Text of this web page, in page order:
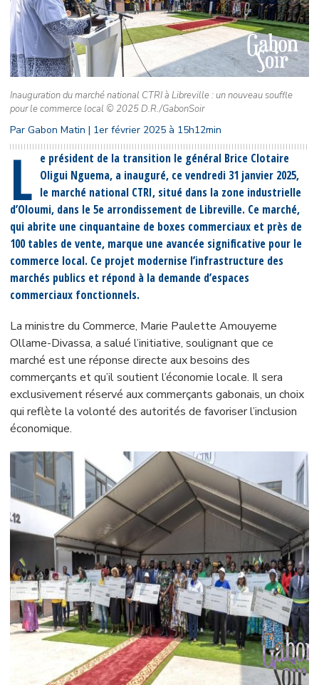
Inauguration du marché national CTRI à Libreville : un nouveau souffle
pour le commerce local © 2025 D.R./GabonSoir
Par Gabon Matin | 1er février 2025 à 15h12min
L e président de la transition le général Brice Clotaire
Oligui Nguema, a inauguré, ce vendredi 31 janvier 2025,
le marché national CTRI, situé dans la zone industrielle
d’Oloumi, dans le 5e arrondissement de Libreville. Ce marché,
qui abrite une cinquantaine de boxes commerciaux et près de
100 tables de vente, marque une avancée significative pour le
commerce local. Ce projet modernise l’infrastructure des
marchés publics et répond à la demande d’espaces
commerciaux fonctionnels.
La ministre du Commerce, Marie Paulette Amouyeme
Ollame-Divassa, a salué l’initiative, soulignant que ce
marché est une réponse directe aux besoins des
commerçants et qu’il soutient l’économie locale. Il sera
exclusivement réservé aux commerçants gabonais, un choix
qui reflète la volonté des autorités de favoriser l’inclusion
économique.